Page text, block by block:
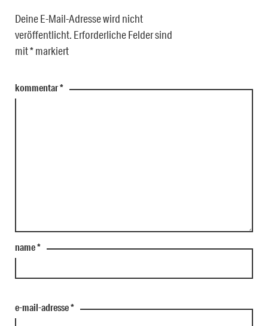
Deine E-Mail-Adresse wird nicht
veröffentlicht. Erforderliche Felder sind
mit*markiert
kommentar*
name*
e-mail-adresse*